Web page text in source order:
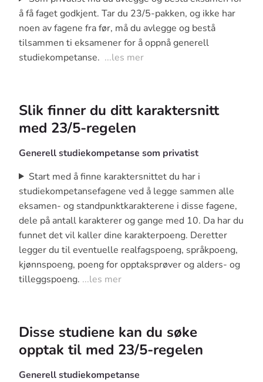
å få faget godkjent. Tar du 23/5-pakken, og ikke har
noen av fagene fra før, må du avlegge og bestå
tilsammen ti eksamener for å oppnå generell
studiekompetanse. ...les mer
Slik finner du ditt karaktersnitt
med 23/5-regelen
Generell studiekompetanse som privatist
Start med å finne karaktersnittet du har i
studiekompetansefagene ved å legge sammen alle
eksamen- og standpunktkarakterene i disse fagene,
dele på antall karakterer og gange med 10. Da har du
funnet det vil kaller dine karakterpoeng. Deretter
legger du til eventuelle realfagspoeng, språkpoeng,
kjønnspoeng, poeng for opptaksprøver og alders- og
tilleggspoeng. ...les mer
Disse studiene kan du søke
opptak til med 23/5-regelen
Generell studiekompetanse